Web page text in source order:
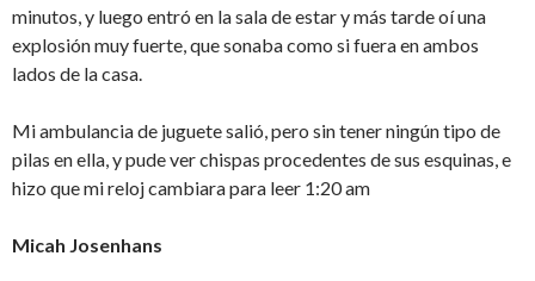
minutos, y luego entró en la sala de estar y más tarde oí una
explosión muy fuerte, que sonaba como si fuera en ambos
lados de la casa.
Mi ambulancia de juguete salió, pero sin tener ningún tipo de
pilas en ella, y pude ver chispas procedentes de sus esquinas, e
hizo que mi reloj cambiara para leer 1:20 am
Micah Josenhans